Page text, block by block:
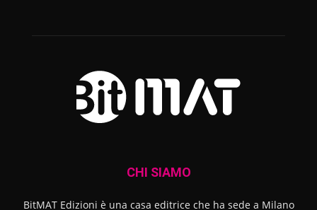
CHI SIAMO
BitMAT Edizioni è una casa editrice che ha sede a Milano